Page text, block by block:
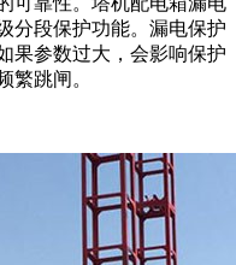
分段保护功能。漏电保护
果参数过大，会影响保护
繁跳闸。